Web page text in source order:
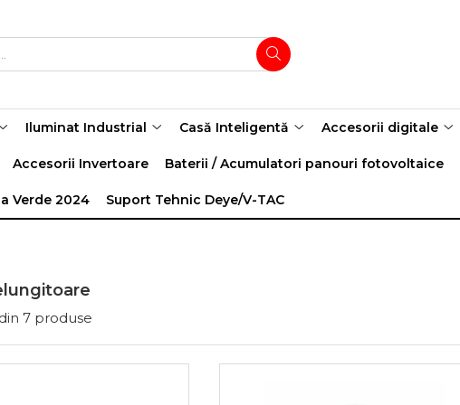
Iluminat Industrial Casă Inteligentă Accesorii digitale
Accesorii Invertoare Baterii / Acumulatori panouri fotovoltaice
Verde 2024 Suport Tehnic Deye/V-TAC
din 7 produse